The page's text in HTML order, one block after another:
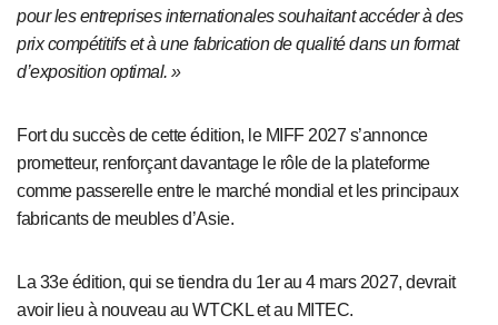
pour les entreprises internationales souhaitant accéder à des
prix compétitifs et à une fabrication de qualité dans un format
d’exposition optimal. »
Fort du succès de cette édition, le MIFF 2027 s’annonce
prometteur, renforçant davantage le rôle de la plateforme
comme passerelle entre le marché mondial et les principaux
fabricants de meubles d’Asie.
La 33e édition, qui se tiendra du 1er au 4 mars 2027, devrait
avoir lieu à nouveau au WTCKL et au MITEC.